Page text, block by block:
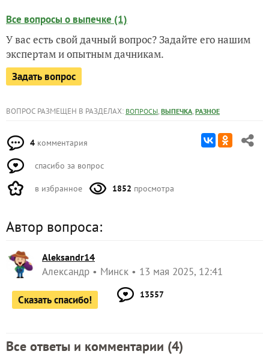
Все вопросы о выпечке (1)
У вас есть свой дачный вопрос? Задайте его нашим
экспертам и опытным дачникам.
Задать вопрос
ВОПРОС РАЗМЕЩЕН В РАЗДЕЛАХ: ВОПРОСЫ, ВЫПЕЧКА, РАЗНОЕ
4 комментария
спасибо за вопрос
в избранное 1852 просмотра
Автор вопроса:
Aleksandr14
Александр Минск 13 мая 2025, 12:41
Сказать спасибо! 13557
Все ответы и комментарии (4)